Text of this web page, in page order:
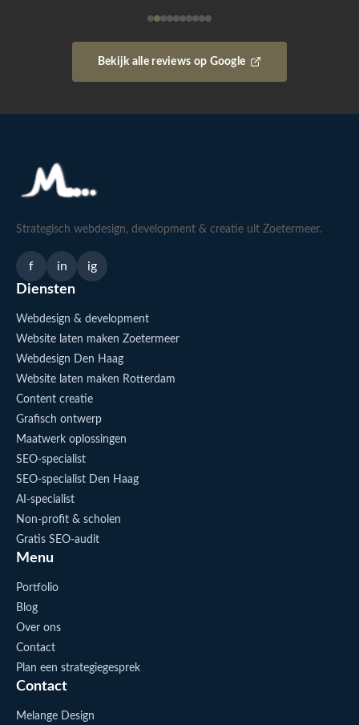
Bekijk alle reviews op Google
Strategisch webdesign, development & creatie uit Zoetermeer.
f in ig
Diensten
Webdesign & development
Website laten maken Zoetermeer
Webdesign Den Haag
Website laten maken Rotterdam
Content creatie
Grafisch ontwerp
Maatwerk oplossingen
SEO-specialist
SEO-specialist Den Haag
AI-specialist
Non-profit & scholen
Gratis SEO-audit
Menu
Portfolio
Blog
Over ons
Contact
Plan een strategiegesprek
Contact
Melange Design